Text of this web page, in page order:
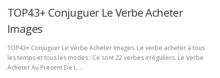
TOP43+ Conjuguer Le Verbe Acheter
Images
TOP43+ Conjuguer Le Verbe Acheter Images. Le verbe acheter à tous
les temps et tous les modes : Ce sont 22 verbes irréguliers. Le Verbe
Acheter Au Present De L …